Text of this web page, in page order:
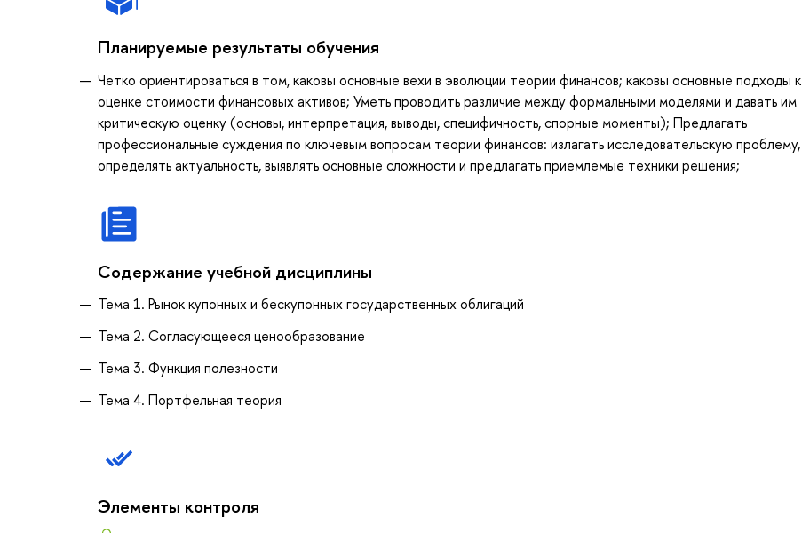
Планируемые результаты обучения
Четко ориентироваться в том, каковы основные вехи в эволюции теории финансов; каковы основные подходы к
оценке стоимости финансовых активов; Уметь проводить различие между формальными моделями и давать им
критическую оценку (основы, интерпретация, выводы, специфичность, спорные моменты); Предлагать
профессиональные суждения по ключевым вопросам теории финансов: излагать исследовательскую проблему,
определять актуальность, выявлять основные сложности и предлагать приемлемые техники решения;
Содержание учебной дисциплины
Тема 1. Рынок купонных и бескупонных государственных облигаций
Тема 2. Согласующееся ценообразование
Тема 3. Функция полезности
Тема 4. Портфельная теория
Элементы контроля